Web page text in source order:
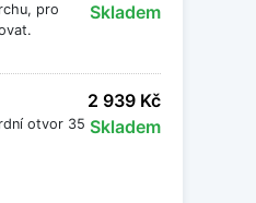
pro
Skladem
otvor 35
2 939 Kč
Skladem